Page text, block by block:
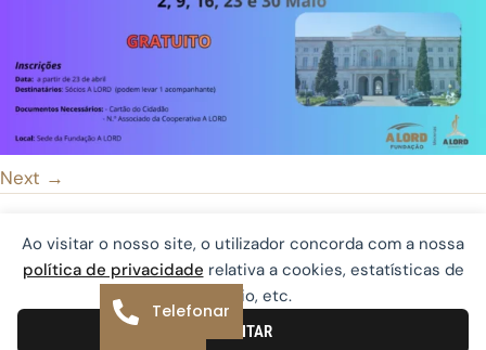
Ao visitar o nosso site, o utilizador concorda com a nossa
política de privacidade relativa a cookies, estatísticas de
rastreio, etc.
ACEITAR
Next →
© 2026 Fundação A LORD | Desenvolvido por
Ping
®
Telefonar